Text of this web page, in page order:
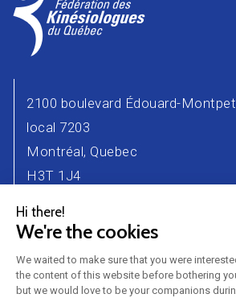
2100 boulevard Édouard-
local 7203
Montréal, Quebec
H3T 1J4
Email : info@kinesiologue.com
Contact Us Advertisers